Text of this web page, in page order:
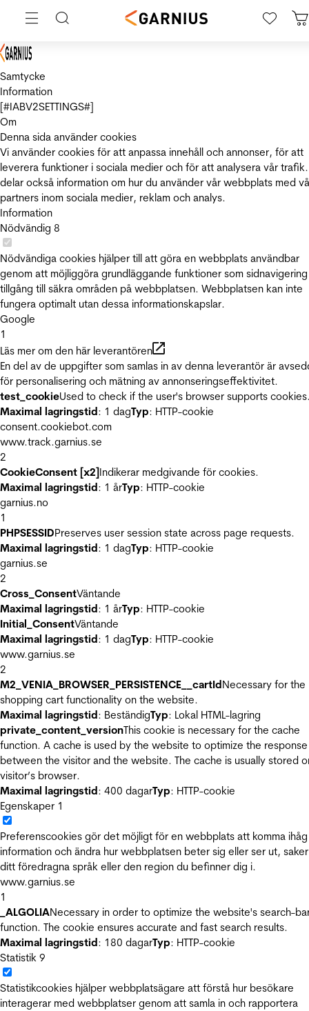
Samtycke
Information
[#IABV2SETTINGS#]
Om
Denna sida använder cookies
Vi använder cookies för att anpassa innehåll och annonser, för att
leverera funktioner i sociala medier och för att analysera vår
delar också information om hur du använder vår webbplats med
partners inom sociala medier, reklam och analys.
Information
Nödvändig 8
Nödvändiga cookies hjälper till att göra en webbplats användbar
genom att möjliggöra grundläggande funktioner som
tillgång till säkra områden på webbplatsen. Webbplatsen kan inte
fungera optimalt utan dessa informationskapslar.
Google
1
Läs mer om den här leverantören
En del av de uppgifter som samlas in av denna leverantör är
för personalisering och mätning av annonseringseffektivitet.
test_cookieUsed to check if the user's browser supports
Maximal lagringstid: 1 dagTyp: HTTP-cookie
consent.cookiebot.com
www.track.garnius.se
2
CookieConsent [x2]Indikerar medgivande för cookies.
Maximal lagringstid: 1 årTyp: HTTP-cookie
garnius.no
1
PHPSESSIDPreserves user session state across page requests.
Maximal lagringstid: 1 dagTyp: HTTP-cookie
garnius.se
2
Cross_ConsentVäntande
Maximal lagringstid: 1 årTyp: HTTP-cookie
Initial_ConsentVäntande
Maximal lagringstid: 1 dagTyp: HTTP-cookie
www.garnius.se
2
M2_VENIA_BROWSER_PERSISTENCE__cartIdNecessary for the
shopping cart functionality on the website.
Maximal lagringstid: BeständigTyp: Lokal HTML-lagring
private_content_versionThis cookie is necessary for the cache
function. A cache is used by the website to optimize the
between the visitor and the website. The cache is usually stored
visitor’s browser.
Maximal lagringstid: 400 dagarTyp: HTTP-cookie
Egenskaper 1
Preferenscookies gör det möjligt för en webbplats att komma ihåg
information och ändra hur webbplatsen beter sig eller ser ut,
ditt föredragna språk eller den region du befinner dig i.
www.garnius.se
1
_ALGOLIANecessary in order to optimize the website's search-
function. The cookie ensures accurate and fast search results.
Maximal lagringstid: 180 dagarTyp: HTTP-cookie
Statistik 9
Statistikcookies hjälper webbplatsägare att förstå hur besökare
interagerar med webbplatser genom att samla in och rapportera